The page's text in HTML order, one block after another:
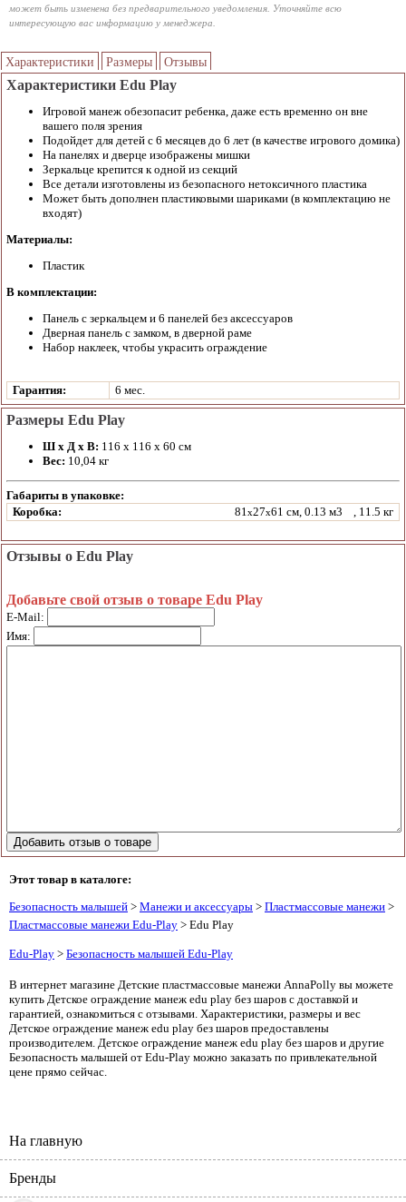
может быть изменена без предварительного уведомления. Уточняйте всю
интересующую вас информацию у менеджера.
Характеристики Размеры Отзывы
Характеристики Edu Play
Игровой манеж обезопасит ребенка, даже есть временно он вне
вашего поля зрения
Подойдет для детей с 6 месяцев до 6 лет (в качестве игрового домика)
На панелях и дверце изображены мишки
Зеркальце крепится к одной из секций
Все детали изготовлены из безопасного нетоксичного пластика
Может быть дополнен пластиковыми шариками (в комплектацию не
входят)
Материалы:
Пластик
В комплектации:
Панель с зеркальцем и 6 панелей без аксессуаров
Дверная панель с замком, в дверной раме
Набор наклеек, чтобы украсить ограждение
Гарантия: 6 мес.
Размеры Edu Play
Ш х Д х В: 116 х 116 х 60 см
Вес: 10,04 кг
Габариты в упаковке:
Коробка:
81 x27x61 см, 0.13 м3 , 11.5 кг
Отзывы о Edu Play
Добавьте свой отзыв о товаре Edu Play
E-Mail:
Имя:
Этот товар в каталоге:
Безопасность малышей > Манежи и аксессуары > Пластмассовые манежи >
Пластмассовые манежи Edu-Play > Edu Play
Edu-Play > Безопасность малышей Edu-Play
В интернет магазине Детские пластмассовые манежи AnnaPolly вы можете
купить Детское ограждение манеж edu play без шаров с доставкой и
гарантией, ознакомиться с отзывами. Характеристики, размеры и вес
Детское ограждение манеж edu play без шаров предоставлены
производителем. Детское ограждение манеж edu play без шаров и другие
Безопасность малышей от Edu-Play можно заказать по привлекательной
цене прямо сейчас.
На главную
Бренды